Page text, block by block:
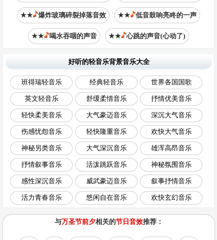
★★ 爆炸玻璃碎裂掉落音效 ★★ 低音鼓响亮咚的一声
★★ 喝水吞咽的声音 ★★ 心跳的声音(心动了)
好听的轻音乐背景音乐大全
班得瑞轻音乐 经典轻音乐 世界各国国歌
英文轻音乐 舒缓柔情音乐 抒情优美音乐
轻快柔美音乐 大气豪迈音乐 深沉大气音乐
伤感忧怨音乐 轻快隆重音乐 欢快大气音乐
神秘另类音乐 大气深沉音乐 雄浑高昂音乐
抒情叙事音乐 活泼跳跃音乐 神秘氛围音乐
感性深沉音乐 威武豪迈音乐 叙事抒情音乐
活力青春音乐 悠闲自在音乐 欢快玄幻音乐
与万圣节前夕相关的节日音效推荐：